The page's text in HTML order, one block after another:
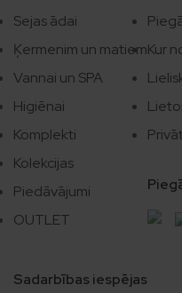
Sejas ādai
Ķermenim un matiem
Vannai un SPA
Higiēnai
Komplekti
Kolekcijas
Piedāvājumi
OUTLET
Kur
Sadarbības iespējas